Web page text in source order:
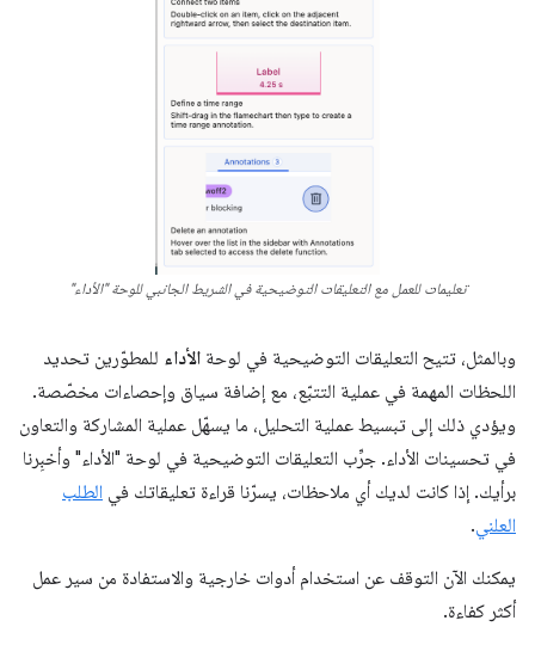
تعليمات للعمل مع التعليقات التوضيحية في الشريط الجانبي للوحة "الأداء"
وبالمثل، تتيح التعليقات التوضيحية في لوحة الأداء للمطوّرين تحديد
اللحظات المهمة في عملية التتبّع، مع إضافة سياق وإحصاءات مخصّصة.
ويؤدي ذلك إلى تبسيط عملية التحليل، ما يسهّل عملية المشاركة والتعاون
في تحسينات الأداء. جرِّب التعليقات التوضيحية في لوحة "الأداء" وأخبِرنا
برأيك. إذا كانت لديك أي ملاحظات، يسرّنا قراءة تعليقاتك في الطلب
العلني.
يمكنك الآن التوقف عن استخدام أدوات خارجية والاستفادة من سير عمل
أكثر كفاءة.